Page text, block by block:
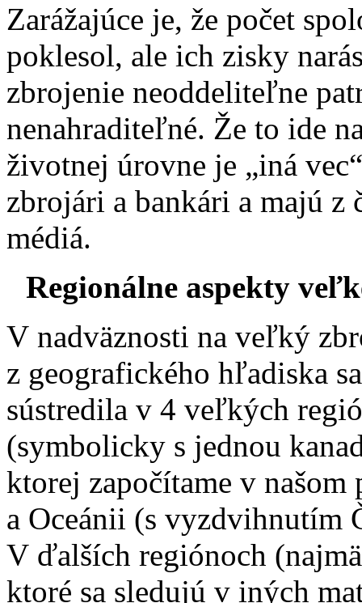
Zarážajúce je, že počet
poklesol, ale ich zisky
zbrojenie neoddeliteľne
nenahraditeľné. Že to ide
životnej úrovne je „iná
zbrojári a bankári a majú
médiá.
Regionálne aspekty
V nadväznosti na veľký
z geografického hľadiska
sústredila v 4 veľkých
(symbolicky s jednou
ktorej započítame v
a Oceánii (s vyzdvihnutím
V ďalších regiónoch
ktoré sa sledujú v iných